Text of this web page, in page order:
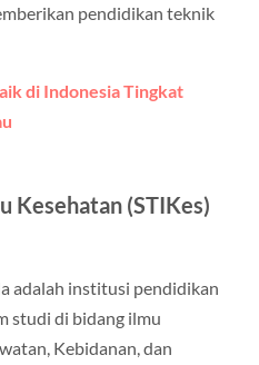
pendidikan teknik
di Indonesia Tingkat
Kesehatan (STIKes)
adalah institusi pendidikan
studi di bidang ilmu
Kebidanan, dan